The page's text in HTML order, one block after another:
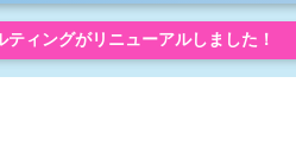
ィングがリニューアルしました！